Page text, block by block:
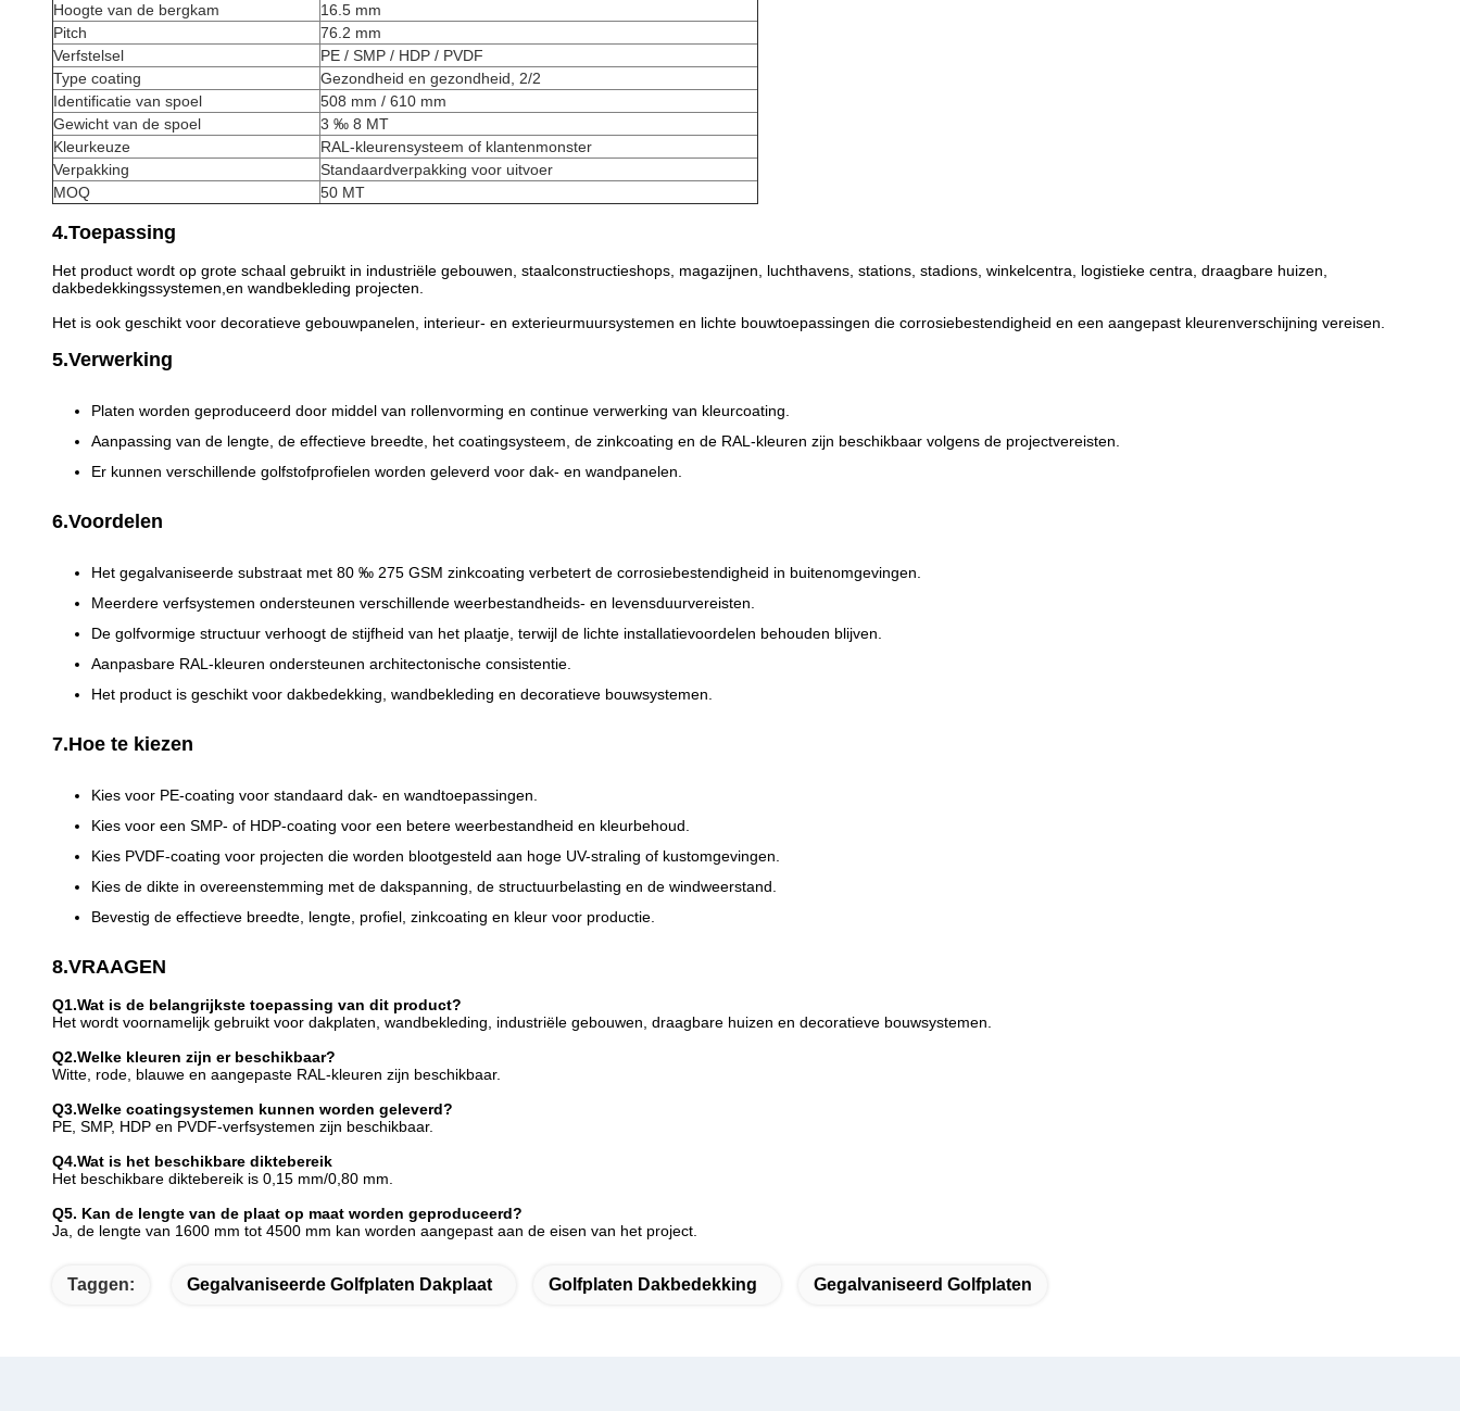
Hoogte van de bergkam
16.5 mm
Pitch
76.2 mm
Verfstelsel
PE / SMP / HDP / PVDF
Type coating
Gezondheid en gezondheid, 2/2
Identificatie van spoel
508 mm / 610 mm
Gewicht van de spoel
3 ‰ 8 MT
Kleurkeuze
RAL-kleurensysteem of klantenmonster
Verpakking
Standaardverpakking voor uitvoer
MOQ
50 MT
4.Toepassing
Het product wordt op grote schaal gebruikt in industriële gebouwen, staalconstructieshops, magazijnen, luchthavens, stations, stadions, winkelcentra, logistieke centra, draagbare huizen,
dakbedekkingssystemen,en wandbekleding projecten.
Het is ook geschikt voor decoratieve gebouwpanelen, interieur- en exterieurmuursystemen en lichte bouwtoepassingen die corrosiebestendigheid en een aangepast kleurenverschijning vereisen.
5.Verwerking
Platen worden geproduceerd door middel van rollenvorming en continue verwerking van kleurcoating.
Aanpassing van de lengte, de effectieve breedte, het coatingsysteem, de zinkcoating en de RAL-kleuren zijn beschikbaar volgens de projectvereisten.
Er kunnen verschillende golfstofprofielen worden geleverd voor dak- en wandpanelen.
6.Voordelen
Het gegalvaniseerde substraat met 80 ‰ 275 GSM zinkcoating verbetert de corrosiebestendigheid in buitenomgevingen.
Meerdere verfsystemen ondersteunen verschillende weerbestandheids- en levensduurvereisten.
De golfvormige structuur verhoogt de stijfheid van het plaatje, terwijl de lichte installatievoordelen behouden blijven.
Aanpasbare RAL-kleuren ondersteunen architectonische consistentie.
Het product is geschikt voor dakbedekking, wandbekleding en decoratieve bouwsystemen.
7.Hoe te kiezen
Kies voor PE-coating voor standaard dak- en wandtoepassingen.
Kies voor een SMP- of HDP-coating voor een betere weerbestandheid en kleurbehoud.
Kies PVDF-coating voor projecten die worden blootgesteld aan hoge UV-straling of kustomgevingen.
Kies de dikte in overeenstemming met de dakspanning, de structuurbelasting en de windweerstand.
Bevestig de effectieve breedte, lengte, profiel, zinkcoating en kleur voor productie.
8.VRAAGEN
Q1.Wat is de belangrijkste toepassing van dit product?
Het wordt voornamelijk gebruikt voor dakplaten, wandbekleding, industriële gebouwen, draagbare huizen en decoratieve bouwsystemen.
Q2.Welke kleuren zijn er beschikbaar?
Witte, rode, blauwe en aangepaste RAL-kleuren zijn beschikbaar.
Q3.Welke coatingsystemen kunnen worden geleverd?
PE, SMP, HDP en PVDF-verfsystemen zijn beschikbaar.
Q4.Wat is het beschikbare diktebereik
Het beschikbare diktebereik is 0,15 mm/0,80 mm.
Q5. Kan de lengte van de plaat op maat worden geproduceerd?
Ja, de lengte van 1600 mm tot 4500 mm kan worden aangepast aan de eisen van het project.
Taggen: Gegalvaniseerde Golfplaten Dakplaat Golfplaten Dakbedekking Gegalvaniseerd Golfplaten